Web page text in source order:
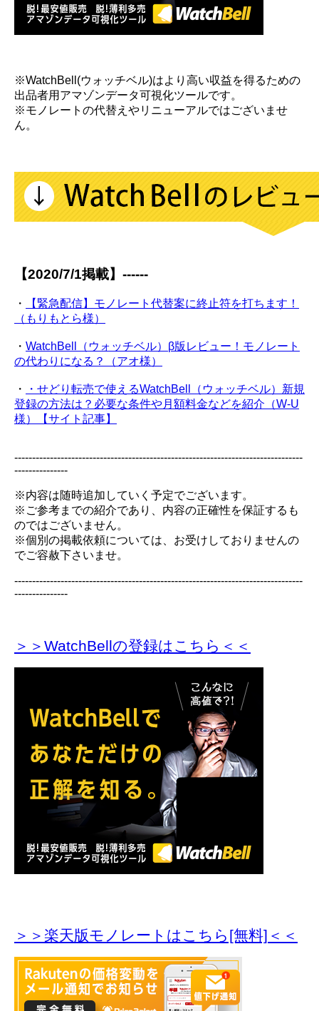
※WatchBell(ウォッチベル)はより高い収益を得るための
出品者用アマゾンデータ可視化ツールです。
※モノレートの代替えやリニューアルではございませ
ん。
【2020/7/1掲載】------
・
【緊急配信】モノレート代替案に終止符を打ちます！
（もりもとら様）
・ WatchBell（ウォッチベル）β版レビュー！モノレート
の代わりになる？（アオ様）
・
・せどり転売で使えるWatchBell（ウォッチベル）新規
登録の方法は？必要な条件や月額料金などを紹介（W-U
様）【サイト記事】
---------------------------------------------------------------------------------
---------------
※内容は随時追加していく予定でございます。
※ご参考までの紹介であり、内容の正確性を保証するも
のではございません。
※個別の掲載依頼については、お受けしておりませんの
でご容赦下さいませ。
---------------------------------------------------------------------------------
---------------
＞＞WatchBellの登録はこちら＜＜
＞＞楽天版モノレートはこちら[無料]＜＜